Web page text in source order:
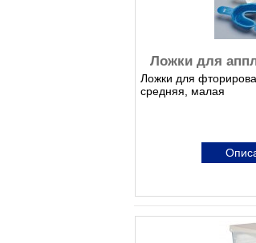
Ложки для
Ложки для
средняя, малая